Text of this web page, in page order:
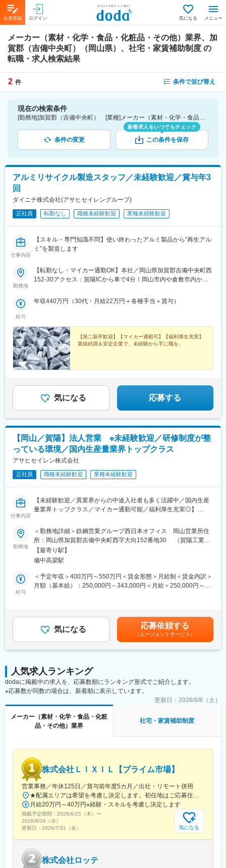
会員登録 ログイン 気になる メニュー
メーカー（素材・化学・食品・化粧品・その他）業界、加
賀郡（吉備中央町）（岡山県）、社宅・家賃補助制度 の
転職・求人検索結果
2 件 条件で並び替え
現在の検索条件
[勤務地]加賀郡（吉備中央町） [業種]メーカー（素材・化学・食品・化粧品・その他）業界 [詳細条件](待遇・福利厚生)社宅・家賃補助制度
条件の変更
新着求人をいつでもチェック
この条件を保存
アルミリサイクル製造スタッフ／未経験歓迎／賞与年3
回
ダイニチ株式会社(アサヒセイレングループ)
正社員 転勤なし 職種未経験歓迎 業種未経験歓迎
仕事内容
【スキル・専門知識不問】使い終わったアルミ製品から“再生アル
ミ”を製造します
勤務地
【転勤なし・マイカー通勤OK】本社／岡山県加賀郡吉備中央町西
152-30アクセス：賀陽ICから車で4分！岡山市内や倉敷市内から
給。高速道路を使った通勤もOK！◎U・Iターン歓迎◎受動喫煙対
給与
年収440万円（30代・月給22万円＋各種手当＋賞与）
【第二新卒歓迎】【マイカー通勤可】【福利厚生充実】
業績好調＆安定企業で、未経験から手に職を。
気になる 応募する
【岡山／賀陽】法人営業 ※未経験歓迎／研修制度が整
っている環境／国内生産量業界トップクラス
アサヒセイレン株式会社
正社員 職種未経験歓迎 業種未経験歓迎
仕事内容
【未経験歓迎／異業界からの中途入社者も多く活躍中／国内生産
量業界トップクラス／マイカー通勤可能／福利厚生充実◎】
■募集背景
同社は創業88年以上の歴史を持ち、国内生産量業界上位を誇るア
ルミ2次合金メーカーです。業務拡大に伴い、新たな営業職を募集
しています。未経験でもしっかりとした教育体制が整っているた
め、安心してご応募ください。
■入社後について：
1～2ヶ月程度、工場にて製造過程、品質管理について学んでいた
■業務概要：
同社の営業職として、アルミニウム合金や鉄鋼用副原料の営業を
多く、エコで社会貢献度の高い製品を提供するやりがいのある仕
事です。
中心）
・顧客との仕様検討・調整
・鉄鋼、自動車部品、電機メーカーとの取引（商社経由での取引
＜営業スタイル＞
・仕入れと販売いずれも行います。アルミスクラップの仕入れと
しては、メーカーやスクラップ問屋にアプローチします。
・販売は既存顧客へのアプローチを中心に行っていただきます
（仕様の検討等を顧客と行います）。
＜顧客＞
鉄鋼、自動車部品、電機メーカーとの取引（商社経由での取引対
＜製品の特徴＞
アルミは軽く、錆びにくく、成形性がよいため、主に鋳物・ダイ
勤務地
＜勤務地詳細＞鉄鋼営業グループ西日本オフィス 岡山営業所住
所：岡山県加賀郡吉備中央町西字大向152番地30 （賀陽工業団
地内）ダイニチ株式会社内受動喫煙対策：屋内全面禁煙
【最寄り駅】
備中高梁駅
給与
＜予定年収＞400万円～550万円＜賃金形態＞月給制＜賃金内訳＞
月額（基本給）：250,000円～343,000円＜月給＞250,000円～
～）賃金はあくまでも目安の金額であり、選考を通じて上下する
可能性があります。月給(月額)は固定手当を含めた表記です。
気になる 応募依頼する
（エージェントサービス）
人気求人ランキング
dodaに掲載中の求人を、応募数順にランキング形式でご紹介します。
※応募数が同数の場合は、新着順に表示しています。
更新日： 2026/8/8（土）
メーカー（素材・化学・食品・化粧
品・その他）業界
社宅・家賃補助制度
株式会社ＬＩＸＩＬ【プライム市場】
営業事務／年休125日／賞与前年度5カ月／出社・リモート併用
月給20万円～40万円※経験・スキルを考慮し決定します
掲載予定期間： 2026/6/25（木） 〜
2026/8/26（水）
更新日： 2026/7/31（金） 気になる
株式会社ロッテ